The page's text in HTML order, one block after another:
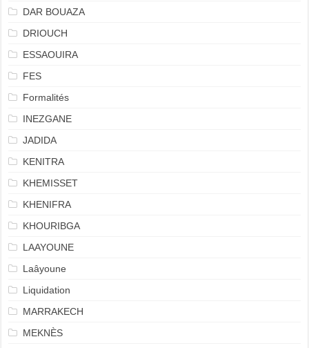
DAR BOUAZA
DRIOUCH
ESSAOUIRA
FES
Formalités
INEZGANE
JADIDA
KENITRA
KHEMISSET
KHENIFRA
KHOURIBGA
LAAYOUNE
Laâyoune
Liquidation
MARRAKECH
MEKNÈS